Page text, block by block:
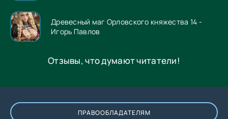
Древесный маг Орловского княжества 14 -
Игорь Павлов
Отзывы, что думают читатели!
ПРАВООБЛАДАТЕЛЯМ